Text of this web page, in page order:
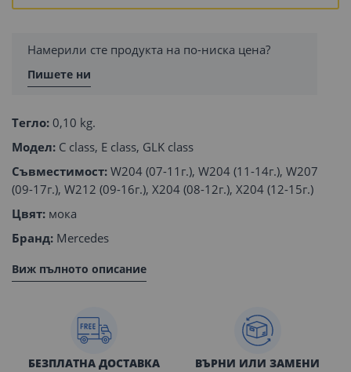
Намерили сте продукта на по-ниска цена?
Пишете ни
Тегло: 0,10 kg.
Модел: C class, E class, GLK class
Съвместимост: W204 (07-11г.), W204 (11-14г.), W207
(09-17г.), W212 (09-16г.), X204 (08-12г.), X204 (12-15г.)
Цвят: мока
Бранд: Mercedes
Виж пълното описание
БЕЗПЛАТНА ДОСТАВКА
ВЪРНИ ИЛИ ЗАМЕНИ